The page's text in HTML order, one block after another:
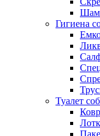
Гигиена
Туалет